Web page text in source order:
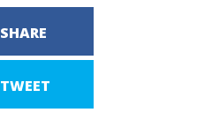
SHARE
TWEET